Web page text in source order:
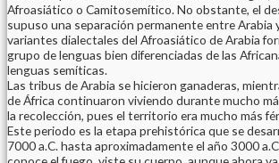
Afroasiático o Camitosemítico. No obstante, el
supuso una separación permanente entre Arabia
variantes dialectales del Afroasiático de Arabia
grupo de lenguas bien diferenciadas de las
lenguas semíticas.
Las tribus de Arabia se hicieron ganaderas,
de África continuaron viviendo durante mucho
la recolección, pues el territorio era mucho más
Este periodo es la etapa prehistórica que se
7000 a.C. hasta aproximadamente el año 3000